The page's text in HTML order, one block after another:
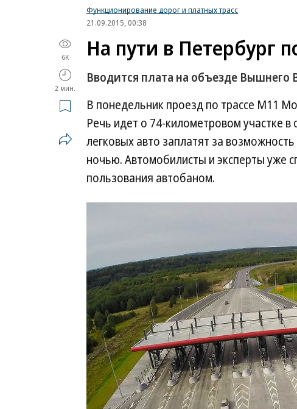
Функционирование дорог и платных трасс
21.09.2015, 00:38
6K
2 мин.
На пути в Петербург
Вводится плата на объезде Вышнего
В понедельник проезд по трассе М11
Речь идет о 74-километровом участке
легковых авто заплатят за
ночью. Автомобилисты и эксперты уже
пользования автобаном.